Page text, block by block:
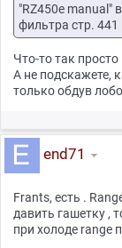
"RZ450e manual"
фильтра стр. 441
Что-то так просто
А не подскажете,
только обдув
end71
Frants, есть .
давить гашетку ,
при холоде range